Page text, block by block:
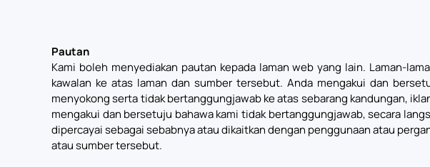
Pautan
Kami boleh menyediakan pautan kepada laman web yang lain. Laman-
kawalan ke atas laman dan sumber tersebut. Anda mengakui dan
menyokong serta tidak bertanggungjawab ke atas sebarang kandungan,
mengakui dan bersetuju bahawa kami tidak bertanggungjawab, secara
dipercayai sebagai sebabnya atau dikaitkan dengan penggunaan atau
atau sumber tersebut.